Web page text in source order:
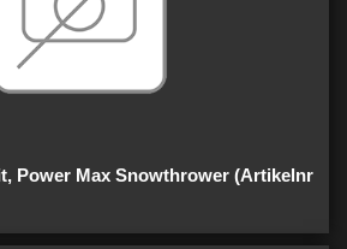
Power Max Snowthrower (Artikelnr